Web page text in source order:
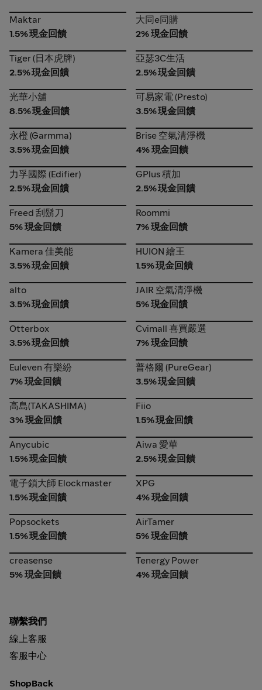
Maktar
Maktar
1.5% 現金回饋
大同e同購
大同e同購
2% 現金回饋
Tiger (日本虎牌)
Tiger (日本虎牌)
2.5% 現金回饋
亞瑟3C生活
亞瑟3C生活
2.5% 現金回饋
光華小舖
光華小舖
8.5% 現金回饋
可易家電 (Presto)
可易家電 (Presto)
3.5% 現金回饋
永橙 (Garmma)
永橙 (Garmma)
3.5% 現金回饋
Brise 空氣清淨機
Brise 空氣清淨機
4% 現金回饋
力孚國際 (Edifier)
力孚國際 (Edifier)
2.5% 現金回饋
GPlus 積加
GPlus 積加
2.5% 現金回饋
Freed 刮鬍刀
Freed 刮鬍刀
5% 現金回饋
Roommi
Roommi
7% 現金回饋
Kamera 佳美能
Kamera 佳美能
3.5% 現金回饋
HUION 繪王
HUION 繪王
1.5% 現金回饋
alto
alto
3.5% 現金回饋
JAIR 空氣清淨機
JAIR 空氣清淨機
5% 現金回饋
Otterbox
Otterbox
3.5% 現金回饋
Cvimall 喜買嚴選
Cvimall 喜買嚴選
7% 現金回饋
Euleven 有樂紛
Euleven 有樂紛
7% 現金回饋
普格爾 (PureGear)
普格爾 (PureGear)
3.5% 現金回饋
高島(TAKASHIMA)
高島(TAKASHIMA)
3% 現金回饋
Fiio
Fiio
1.5% 現金回饋
Anycubic
Anycubic
1.5% 現金回饋
Aiwa 愛華
Aiwa 愛華
2.5% 現金回饋
電子鎖大師 Elockmaster
電子鎖大師 Elockmaster
1.5% 現金回饋
XPG
XPG
4% 現金回饋
Popsockets
Popsockets
1.5% 現金回饋
AirTamer
AirTamer
5% 現金回饋
creasense
creasense
5% 現金回饋
Tenergy Power
Tenergy Power
4% 現金回饋
聯繫我們
線上客服
客服中心
ShopBack